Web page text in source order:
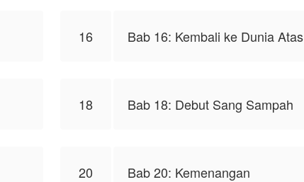
16 Bab 16: Kembali ke Dunia Atas
18 Bab 18: Debut Sang Sampah
20 Bab 20: Kemenangan